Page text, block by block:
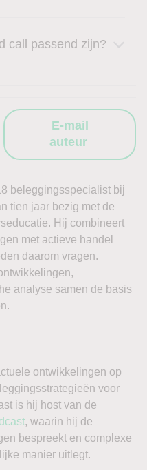
call passend zijn?
E-mail
auteur
beleggingsspecialist bij
tien jaar bezig met de
Hij combineert
met actieve handel
daarom vragen.
analyse samen de basis
ontwikkelingen op
voor
is hij host van de
, waarin hij de
bespreekt en complexe
manier uitlegt.